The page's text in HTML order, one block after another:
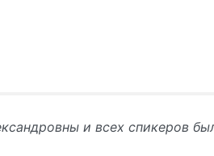
и всех спикеров